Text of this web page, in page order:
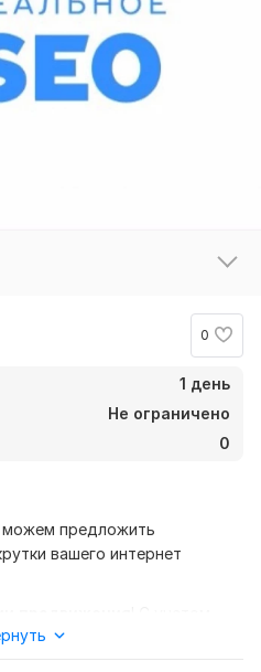
0
1 день
Не ограничено
0
предложить
вашего интернет
алгоритмов поисковых